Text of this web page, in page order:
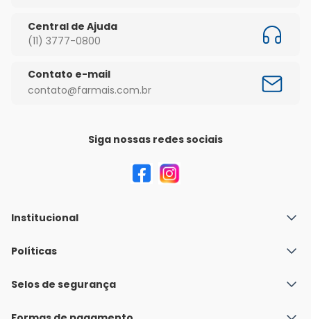
Central de Ajuda
(11) 3777-0800
Contato e-mail
contato@farmais.com.br
Siga nossas redes sociais
Institucional
Quem Somos
Nossas lojas
Políticas
Política de Envio
Selos de segurança